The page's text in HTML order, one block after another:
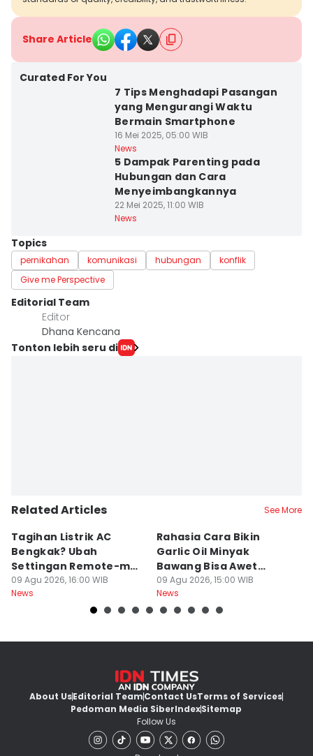
Share Article
Curated For You
7 Tips Menghadapi Pasangan
yang Mengurangi Waktu
Bermain Smartphone
16 Mei 2025, 05:00 WIB
News
5 Dampak Parenting pada
Hubungan dan Cara
Menyeimbangkannya
22 Mei 2025, 11:00 WIB
News
Topics
pernikahan komunikasi hubungan
konflik
Give me Perspective
Editorial Team
Editor
Dhana Kencana
Tonton lebih seru di
Related Articles See More
Tagihan Listrik AC
Bengkak? Ubah
Settingan Remote-mu
ke Mode Ini Mulai Nanti
Malam
09 Agu 2026, 16:00 WIB
News
Rahasia Cara Bikin
Garlic Oil Minyak
Bawang Bisa Awet
Berbulan-bulan: Bumbu
Level Resto!
09 Agu 2026, 15:00 WIB
News
About UsEditorial TeamContact UsTerms of Services
Pedoman Media SiberIndexSitemap
Follow Us